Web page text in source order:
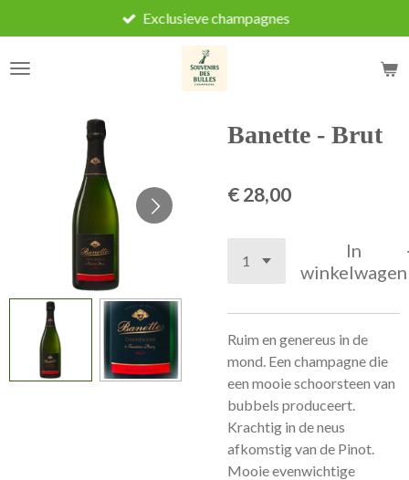
direct
naar
Exclusieve champagnes
Banette - Brut
€ 28,00
In
winkelwagen
Ruim en genereus in de
mond. Een champagne die
een mooie schoorsteen van
bubbels produceert.
Krachtig in de neus
afkomstig van de Pinot.
Mooie evenwichtige